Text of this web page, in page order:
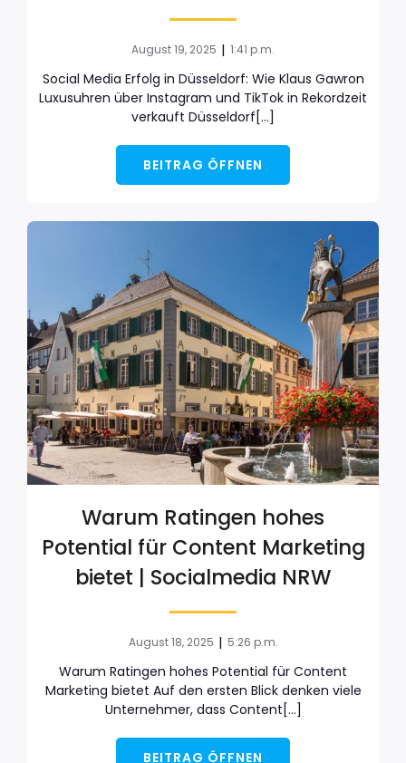
August 19, 2025 | 1:41 p.m.
Social Media Erfolg in Düsseldorf: Wie Klaus Gawron
Luxusuhren über Instagram und TikTok in Rekordzeit
verkauft Düsseldorf[…]
BEITRAG ÖFFNEN
Warum Ratingen hohes
Potential für Content Marketing
bietet | Socialmedia NRW
August 18, 2025 | 5:26 p.m.
Warum Ratingen hohes Potential für Content
Marketing bietet Auf den ersten Blick denken viele
Unternehmer, dass Content[…]
BEITRAG ÖFFNEN